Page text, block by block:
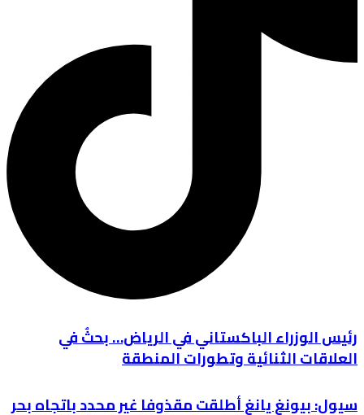
رئيس الوزراء الباكستاني في الرياض… بحثٌ في
العلاقات الثنائية وتطورات المنطقة
سيول: بيونغ يانغ أطلقت مقذوفا غير محدد باتجاه بحر